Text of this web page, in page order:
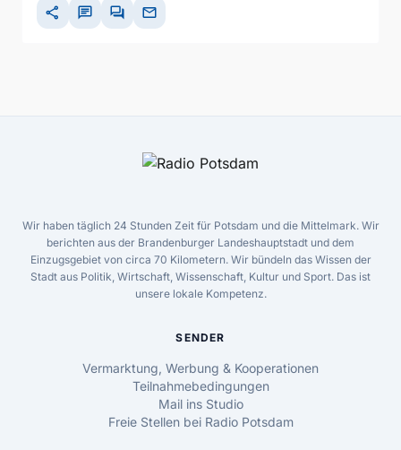
share chat forum mail
Wir haben täglich 24 Stunden Zeit für Potsdam und die Mittelmark. Wir
berichten aus der Brandenburger Landeshauptstadt und dem
Einzugsgebiet von circa 70 Kilometern. Wir bündeln das Wissen der
Stadt aus Politik, Wirtschaft, Wissenschaft, Kultur und Sport. Das ist
unsere lokale Kompetenz.
SENDER
Vermarktung, Werbung & Kooperationen
Teilnahmebedingungen
Mail ins Studio
Freie Stellen bei Radio Potsdam